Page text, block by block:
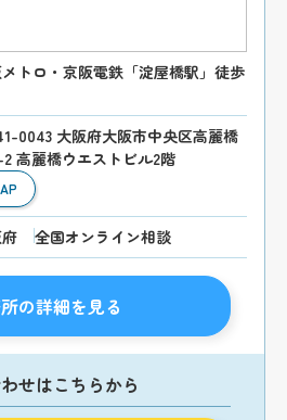
トロ・京阪電鉄「淀屋橋駅」徒歩
0043 大阪府大阪市中央区高麗橋
高麗橋ウエストビル2階
全国オンライン相談
の詳細を見る
せはこちらから